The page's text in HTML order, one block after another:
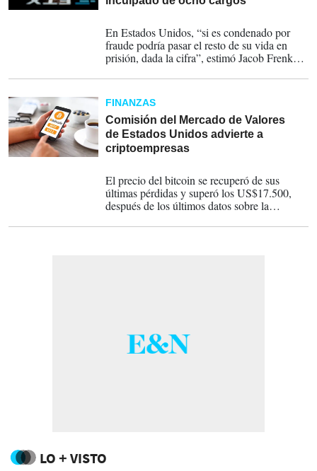
En Estados Unidos, “si es condenado por
fraude podría pasar el resto de su vida en
prisión, dada la cifra”, estimó Jacob Frenkel,
FINANZAS
Comisión del Mercado de Valores
de Estados Unidos advierte a
criptoempresas
El precio del bitcoin se recuperó de sus
últimas pérdidas y superó los US$17.500,
después de los últimos datos sobre la
LO + VISTO